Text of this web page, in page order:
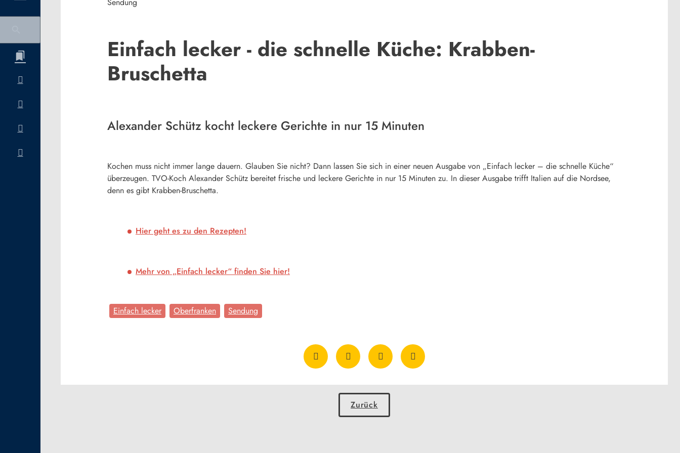
Sendung
Einfach lecker - die schnelle Küche: Krabben-
Bruschetta
Alexander Schütz kocht leckere Gerichte in nur 15 Minuten
Kochen muss nicht immer lange dauern. Glauben Sie nicht? Dann lassen Sie sich in einer neuen Ausgabe von „Einfach lecker – die schnelle Küche“
überzeugen. TVO-Koch Alexander Schütz bereitet frische und leckere Gerichte in nur 15 Minuten zu. In dieser Ausgabe trifft Italien auf die Nordsee,
denn es gibt Krabben-Bruschetta.
Hier geht es zu den Rezepten!
Mehr von „Einfach lecker“ finden Sie hier!
Einfach lecker Oberfranken Sendung
Zurück